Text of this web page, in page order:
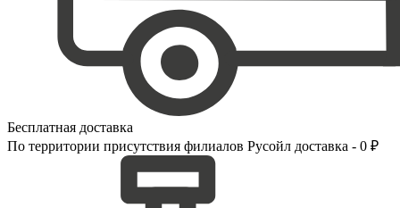
Бесплатная доставка
По территории присутствия филиалов Русойл доставка - 0 ₽